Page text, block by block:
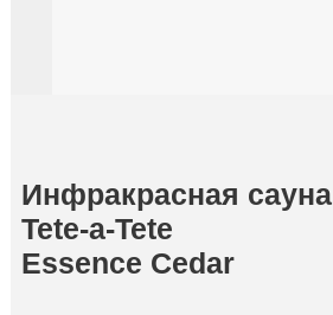
Инфракрасная сауна
Tete-a-Tete
Essence Cedar